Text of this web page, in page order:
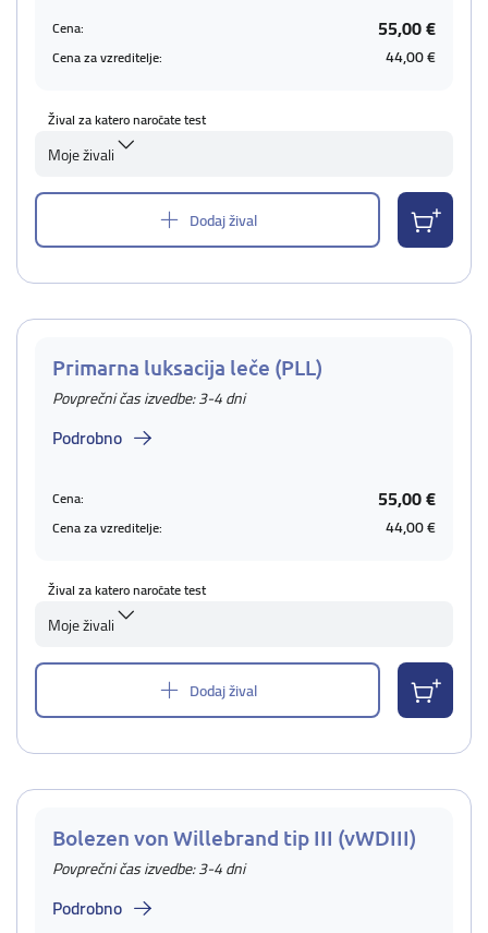
Cena: 55,00 €
Cena za vzreditelje: 44,00 €
Žival za katero naročate test
Moje živali
Dodaj žival
Primarna luksacija leče (PLL)
Povprečni čas izvedbe: 3-4 dni
Podrobno
Cena: 55,00 €
Cena za vzreditelje: 44,00 €
Žival za katero naročate test
Moje živali
Dodaj žival
Bolezen von Willebrand tip III (vWDIII)
Povprečni čas izvedbe: 3-4 dni
Podrobno